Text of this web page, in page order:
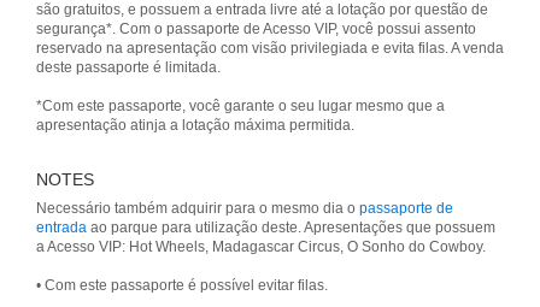
são gratuitos, e possuem a entrada livre até a lotação por questão de
segurança*. Com o passaporte de Acesso VIP, você possui assento
reservado na apresentação com visão privilegiada e evita filas. A venda
deste passaporte é limitada.
*Com este passaporte, você garante o seu lugar mesmo que a
apresentação atinja a lotação máxima permitida.
NOTES
Necessário também adquirir para o mesmo dia o passaporte de
entrada ao parque para utilização deste. Apresentações que possuem
a Acesso VIP: Hot Wheels, Madagascar Circus, O Sonho do Cowboy.
• Com este passaporte é possível evitar filas.